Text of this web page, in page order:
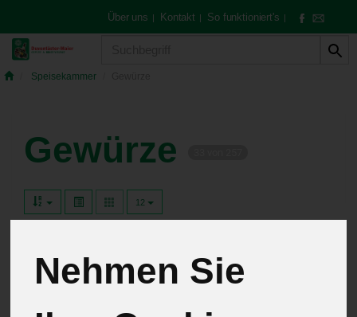
Nehmen Sie
Über uns | Kontakt | So funktioniert's |
Speisekammer
Gewürze
12
Hersteller Ernährung